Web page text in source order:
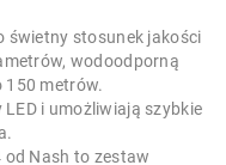
świetny stosunek jakości
wodoodporną
150 metrów.
i umożliwiają szybkie
od Nash to zestaw